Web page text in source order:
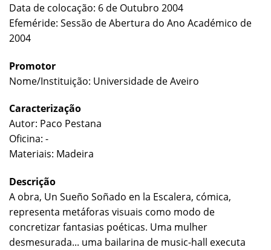
Data de colocação: 6 de Outubro 2004
Efeméride: Sessão de Abertura do Ano Académico de
2004
Promotor
Nome/Instituição: Universidade de Aveiro
Caracterização
Autor: Paco Pestana
Oficina: -
Materiais: Madeira
Descrição
A obra, Un Sueño Soñado en la Escalera, cómica,
representa metáforas visuais como modo de
concretizar fantasias poéticas. Uma mulher
desmesurada... uma bailarina de music-hall executa